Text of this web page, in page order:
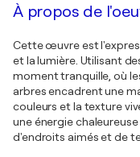
À propos de
Cette œuvre est
et la lumière. Utilisant
moment tranquille, où
arbres encadrent une
couleurs et la texture
une énergie
d'endroits aimés et de